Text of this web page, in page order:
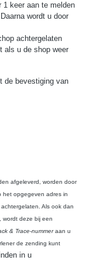
1 keer aan te melden
wordt u door
achtergelaten
als u de shop weer
de bevestiging van
afgeleverd, worden door
het opgegeven adres in
Als ook dan
wordt deze bij een
& Trace-nummeraan u
de zending kunt
in u